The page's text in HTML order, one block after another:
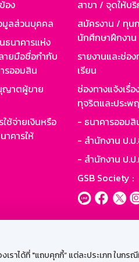
ได้ที่ "แถบคุกกี้” แต่ละประเภท ในกรณี
อง
มูลส่วนบุคคล
นาคารแห่ง
ายมือชื่อกำกับ
รออมสิน
ญาตผู้ขาย
ช้จ่ายเงินหรือ
คารให้
สาขา / จุดให้บริ
สมัครงาน / ทุน
นักศึกษาฝึกงาน
รายงานและช่อ
เรียน
ช่องทางแจ้งเรื่อ
ทุจริตและประพ
- ธนาคารออมสิ
- สำนักงาน ป.ป
- สำนักงาน ป.ป
GSB Society :